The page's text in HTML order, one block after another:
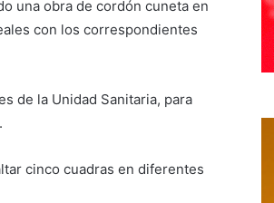
una obra de cordón cuneta en
con los correspondientes
de la Unidad Sanitaria, para
cinco cuadras en diferentes